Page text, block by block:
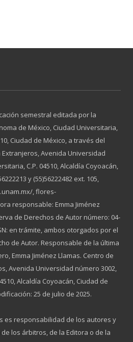
semestral editada por la
de México, Ciudad Universitaria,
Ciudad de México, a través del
Avenida Universidad
C.P. 04510, Alcaldía Coyoacán,
y (55)56222482 ext. 105,
, flores-
responsable: Emma Jiménez
de Derechos de Autor número: 04-
en trámite, ambos otorgados por el
de Autor. Responsable de la última
Emma Jiménez Llamas. Centro de
Avenida Universidad número 3002,
Alcaldía Coyoacán, Ciudad de
25 de julio de 2025.
es responsabilidad de los autores y
los árbitros, de la Editora o de la